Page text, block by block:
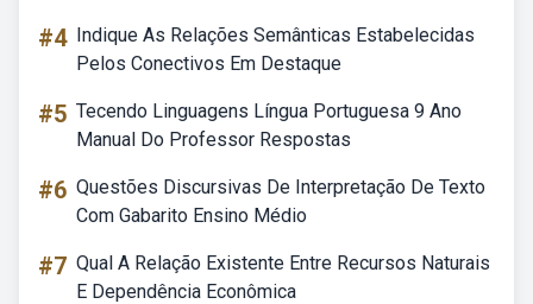
#4 Indique As Relações Semânticas Estabelecidas
Pelos Conectivos Em Destaque
#5 Tecendo Linguagens Língua Portuguesa 9 Ano
Manual Do Professor Respostas
#6 Questões Discursivas De Interpretação De Texto
Com Gabarito Ensino Médio
#7 Qual A Relação Existente Entre Recursos Naturais
E Dependência Econômica